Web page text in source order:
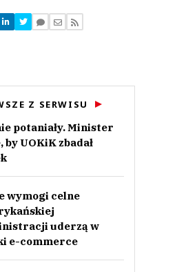
komentarzy
swoje komentarze
Z SERWISU
potaniały. Minister
by UOKiK zbadał
wymogi celne
uderzą w
e-commerce